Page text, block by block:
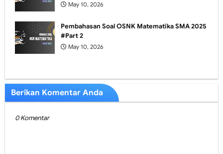
May 10, 2026
Pembahasan Soal OSNK Matematika SMA 2025
#Part 2
May 10, 2026
Berikan Komentar Anda
0 Komentar